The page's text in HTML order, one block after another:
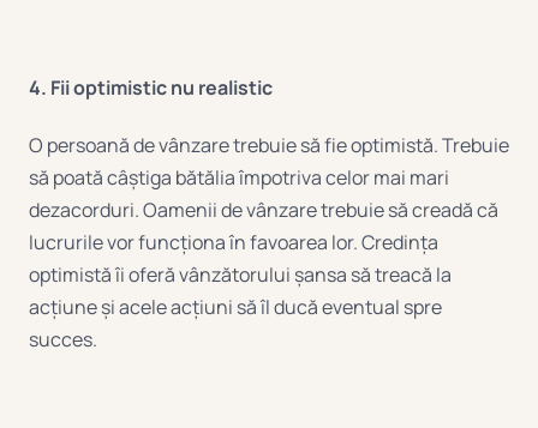
4. Fii optimistic nu realistic
O persoană de vânzare trebuie să fie optimistă. Trebuie
să poată câștiga bătălia împotriva celor mai mari
dezacorduri. Oamenii de vânzare trebuie să creadă că
lucrurile vor funcționa în favoarea lor. Credința
optimistă îi oferă vânzătorului șansa să treacă la
acțiune și acele acțiuni să îl ducă eventual spre
succes.